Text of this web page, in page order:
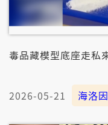
毒品藏模型底座走私
2026-05-21 海洛因